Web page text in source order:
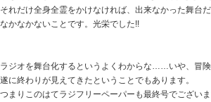
それだけ全身全霊をかけなければ、出来なかった舞台
なかなかないことです。光栄でした!!
ラジオを舞台化するというよくわからな……いや、冒険
遂に終わりが見えてきたということでもあります。
つまりこのはてラジフリーペーパーも最終号でございま